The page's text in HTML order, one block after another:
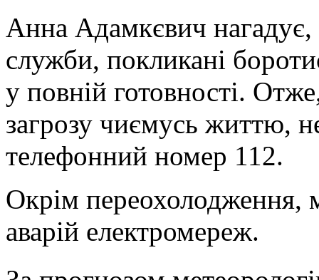
Анна Адамкєвич нагадує,
служби, покликані
у повній готовності.
загрозу чиємусь життю,
телефонний номер 112.
Окрім переохолодження,
аварій електромереж.